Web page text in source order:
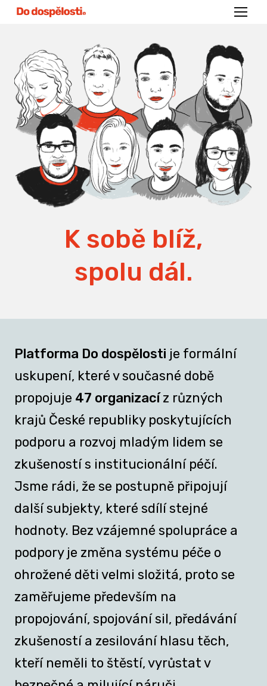
Menu
K sobě blíž,
spolu dál.
Platforma Do dospělosti je formální
uskupení, které v současné době
propojuje 47 organizacíz různých
krajů České republiky poskytujících
podporu a rozvoj mladým lidem se
zkušeností s institucionální péčí.
Jsme rádi, že se postupně připojují
další subjekty, které sdílí stejné
hodnoty. Bez vzájemné spolupráce a
podpory je změna systému péče o
ohrožené děti velmi složitá, proto se
zaměřujeme především na
propojování, spojování sil, předávání
zkušeností a zesilování hlasu těch,
kteří neměli to štěstí, vyrůstat v